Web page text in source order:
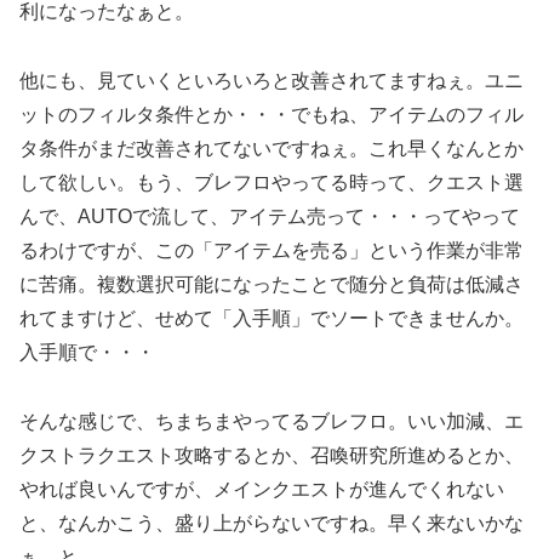
利になったなぁと。
他にも、見ていくといろいろと改善されてますねぇ。ユニ
ットのフィルタ条件とか・・・でもね、アイテムのフィル
タ条件がまだ改善されてないですねぇ。これ早くなんとか
して欲しい。もう、ブレフロやってる時って、クエスト選
んで、AUTOで流して、アイテム売って・・・ってやって
るわけですが、この「アイテムを売る」という作業が非常
に苦痛。複数選択可能になったことで随分と負荷は低減さ
れてますけど、せめて「入手順」でソートできませんか。
入手順で・・・
そんな感じで、ちまちまやってるブレフロ。いい加減、エ
クストラクエスト攻略するとか、召喚研究所進めるとか、
やれば良いんですが、メインクエストが進んでくれない
と、なんかこう、盛り上がらないですね。早く来ないかな